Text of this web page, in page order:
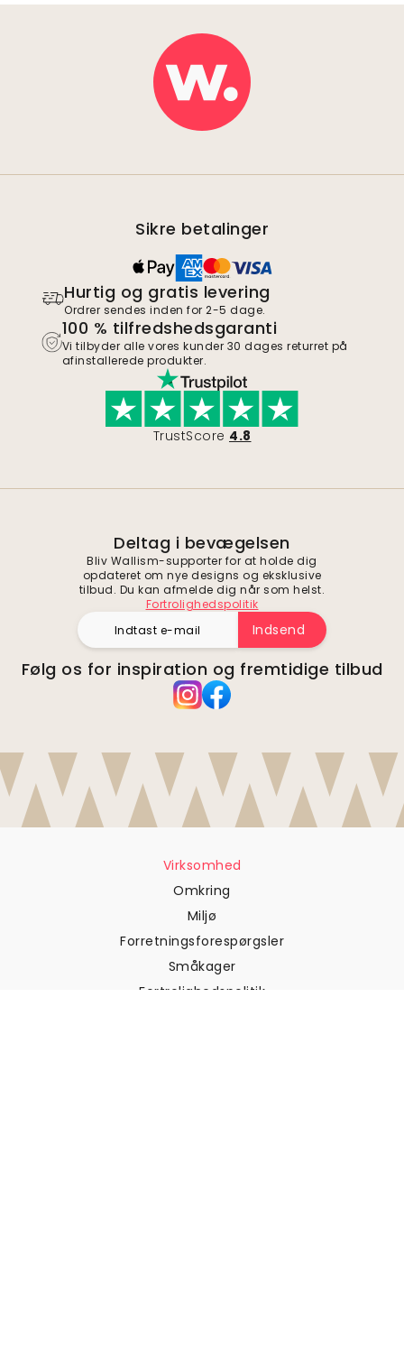
Sikre betalinger
Hurtig og gratis levering
Ordrer sendes inden for 2-5 dage.
100 % tilfredshedsgaranti
Vi tilbyder alle vores kunder 30 dages returret på
afinstallerede produkter.
TrustScore 4.8
Deltag i bevægelsen
Bliv Wallism-supporter for at holde dig
opdateret om nye designs og eksklusive
tilbud. Du kan afmelde dig når som helst.
Fortrolighedspolitik
Indsend
Følg os for inspiration og fremtidige tilbud
Virksomhed
Omkring
Miljø
Forretningsforespørgsler
Småkager
Fortrolighedspolitik